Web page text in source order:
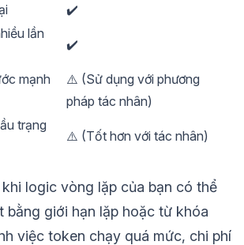
✔️
lần
✔️
mạnh
⚠️ (Sử dụng với phương
pháp tác nhân)
trạng
⚠️ (Tốt hơn với tác nhân)
logic vòng lặp của bạn có thể
bằng giới hạn lặp hoặc từ khóa
việc token chạy quá mức, chi phí